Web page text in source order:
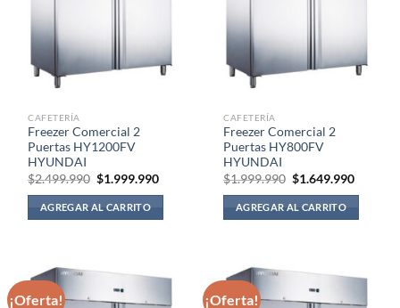
CAFETERÍA
Freezer Comercial 2
Puertas HY1200FV
HYUNDAI
$2.499.990 El
original
era:
$2.499.990.
$1.999.990El
$1.999.990.
AGREGAR AL CARRITO
CAFETERÍA
Freezer Comercial 2
Puertas HY800FV
HYUNDAI
$1.999.990 El
original
era:
$1.999.990.
$1.649.990El
AGREGAR AL CARRITO
¡Oferta! ¡Oferta!